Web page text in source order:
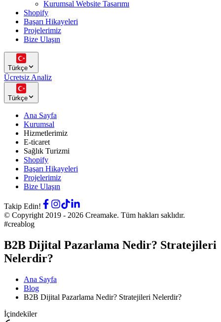
Kurumsal Website Tasarımı
Shopify
Başarı Hikayeleri
Projelerimiz
Bize Ulaşın
Türkçe
Ücretsiz Analiz
Türkçe
Ana Sayfa
Kurumsal
Hizmetlerimiz
E-ticaret
Sağlık Turizmi
Shopify
Başarı Hikayeleri
Projelerimiz
Bize Ulaşın
Takip Edin!
© Copyright 2019 - 2026 Creamake. Tüm hakları saklıdır.
#creablog
B2B Dijital Pazarlama Nedir? Stratejileri
Nelerdir?
Ana Sayfa
Blog
B2B Dijital Pazarlama Nedir? Stratejileri Nelerdir?
İçindekiler